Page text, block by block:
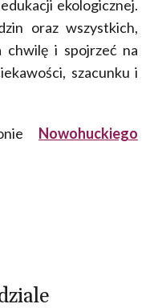
ekologicznej.
oraz wszystkich,
chwilę i spojrzeć na
szacunku i
Nowohuckiego